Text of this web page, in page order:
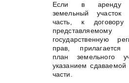
Если в аренду
земельный
часть, к договору
государственную
прав, прилагается
план земельного
указанием
части.